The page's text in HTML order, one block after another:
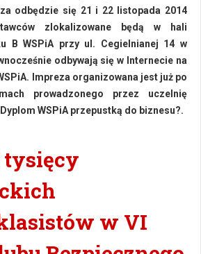
odbędzie się 21 i 22 listopada 2014
zlokalizowane będą w hali
B WSPiA przy ul. Cegielnianej 14 w
odbywają się w Internecie na
Impreza organizowana jest już po
prowadzonego przez uczelnię
WSPiA przepustką do biznesu?.
tysięcy
w VI